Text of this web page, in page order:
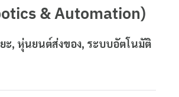
& Automation)
ะ, หุ่นยนต์ส่งของ, ระบบอัตโนมัติ